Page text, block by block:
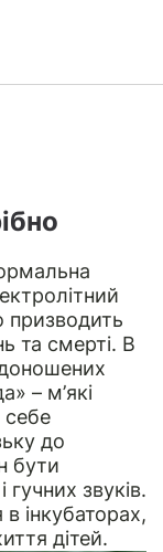
призводить
та смерті. В
– м’які
себе
до
бути
гучних звуків.
інкубаторах,
дітей.